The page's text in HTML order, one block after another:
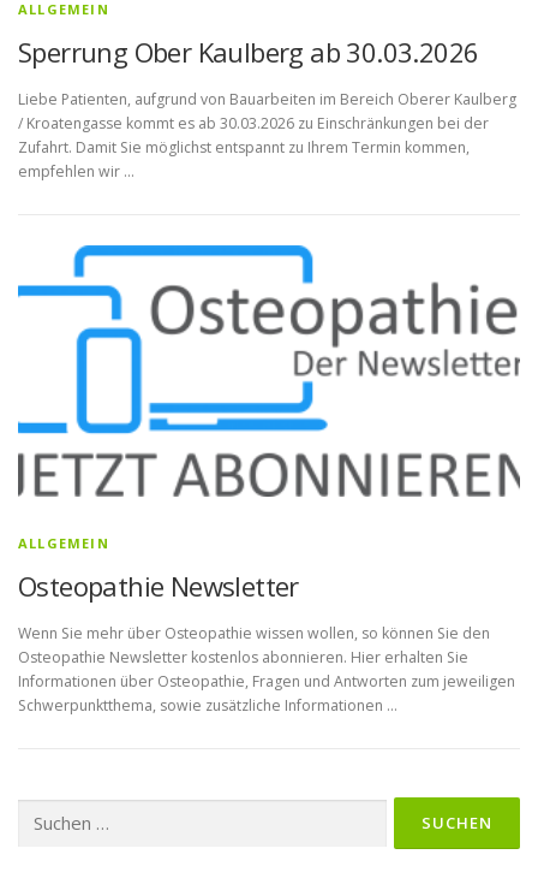
ALLGEMEIN
Sperrung Ober Kaulberg ab 30.03.2026
Liebe Patienten, aufgrund von Bauarbeiten im Bereich Oberer Kaulberg
/ Kroatengasse kommt es ab 30.03.2026 zu Einschränkungen bei der
Zufahrt. Damit Sie möglichst entspannt zu Ihrem Termin kommen,
empfehlen wir …
ALLGEMEIN
Osteopathie Newsletter
Wenn Sie mehr über Osteopathie wissen wollen, so können Sie den
Osteopathie Newsletter kostenlos abonnieren. Hier erhalten Sie
Informationen über Osteopathie, Fragen und Antworten zum jeweiligen
Schwerpunktthema, sowie zusätzliche Informationen …
nach: